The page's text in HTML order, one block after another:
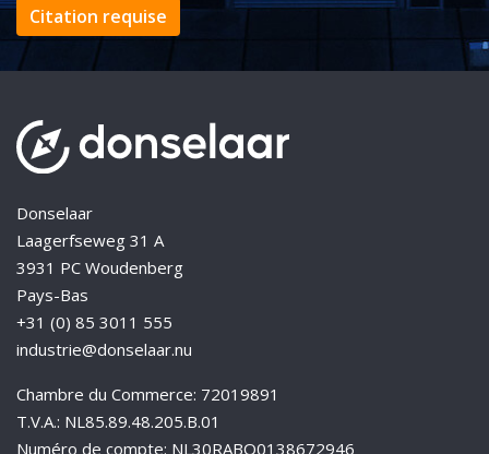
Citation requise
Donselaar
Laagerfseweg 31 A
3931 PC Woudenberg
Pays-Bas
+31 (0) 85 3011 555
industrie@donselaar.nu
Chambre du Commerce: 72019891
T.V.A.: NL85.89.48.205.B.01
Numéro de compte: NL30RABO0138672946